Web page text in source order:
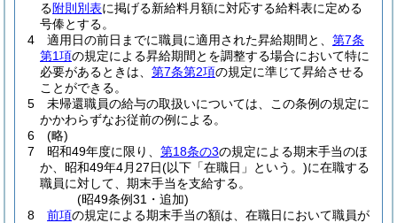
る附則別表に掲げる新給料月額に対応する給料表に定める
号俸とする。
4
適用日の前日までに職員に適用された昇給期間と、 第7条
第1項の規定による昇給期間とを調整する場合において特に
必要があるときは、 第7条第2項の規定に準じて昇給させる
ことができる。
5
未帰還職員の給与の取扱いについては、この条例の規定に
かかわらずなお従前の例による。
6
(略)
7
昭和49年度に限り、 第18条の3の規定による期末手当のほ
か、昭和49年4月27日(以下「在職日」という。)に在職する
職員に対して、期末手当を支給する。
(昭49条例31・追加)
8
前項の規定による期末手当の額は、在職日において職員が